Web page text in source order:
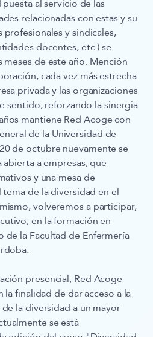
al servicio de las
relacionadas con estas y su
y sindicales,
docentes, etc.) se
de este año. Mención
cada vez más estrecha
privada y las organizaciones
sentido, reforzando la sinergia
mantiene Red Acoge con
de la Universidad de
de octubre nuevamente se
a empresas, que
y una mesa de
de la diversidad en el
volveremos a participar,
en la formación en
de la Facultad de Enfermería
.
presencial, Red Acoge
finalidad de dar acceso a la
la diversidad a un mayor
se está